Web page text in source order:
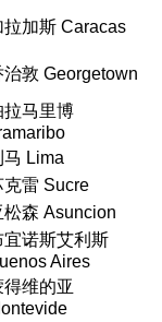
拉加斯 Caracas
治敦 Georgetown
拉马里博
马 Lima
克雷 Sucre
松森 Asuncion
宜诺斯艾利斯
Aires
得维的亚